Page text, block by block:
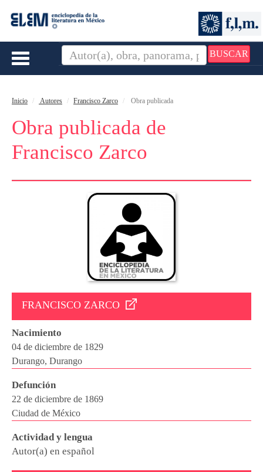
BUSCAR
Toggle
Inicio Autores Francisco Zarco Obra publicada
Obra publicada de
Francisco Zarco
FRANCISCO ZARCO
Nacimiento
04 de diciembre de 1829
Durango, Durango
Defunción
22 de diciembre de 1869
Ciudad de México
Actividad y lengua
Autor(a) en español